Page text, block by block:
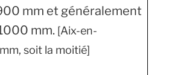
mm et généralement
mm. [Aix-en-
soit la moitié]